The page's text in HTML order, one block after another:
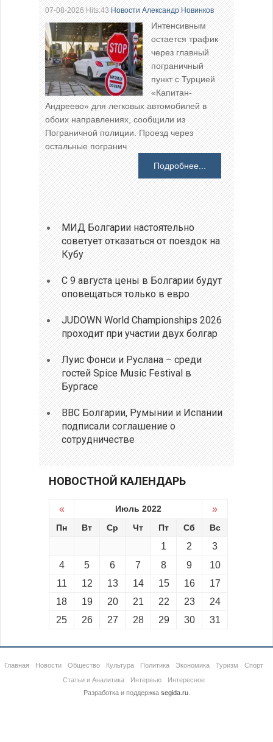
07-08-2026 Hits:43Новости Александр Новинков
Интенсивным
остается трафик
через главный
пограничный
пункт с Турцией
«Капитан-
Андреево» для легковых автомобилей в
обоих направлениях, сообщили из
Пограничной полиции. Проезд через
остальные погранич
Подробнее...
МИД Болгарии настоятельно
советует отказаться от поездок на
Кубу
С 9 августа цены в Болгарии будут
оповещаться только в евро
JUDOWN World Championships 2026
проходит при участии двух болгар
Луис Фонси и Руслана – среди
гостей Spice Music Festival в
Бургасе
ВВС Болгарии, Румынии и Испании
подписали соглашение о
сотрудничестве
НОВОСТНОЙ КАЛЕНДАРЬ
« Июль 2022 »
Пн Вт Ср Чт Пт Сб Вс
1 2
3
4
5 6 7 8 9
10
11
12 13 14 15 16
17
18
19 20 21 22 23
24
25
26 27 28 29 30 31
Главная Новости Общество Культура Политика Экономика Туризм
Спорт
Статьи и Аналитика
Интервью
Интересное
Разработка и поддержка segida.ru.